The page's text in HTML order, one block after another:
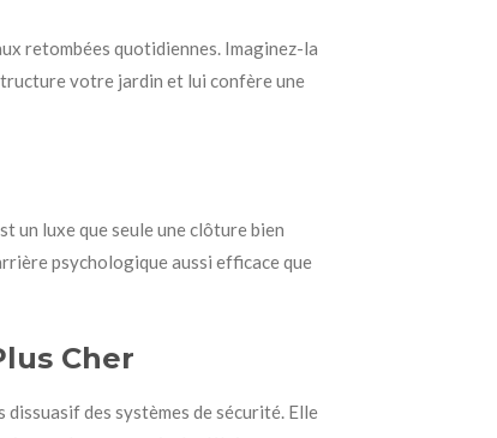
retombées quotidiennes. Imaginez-la
votre jardin et lui confère une
un luxe que seule une clôture bien
psychologique aussi efficace que
Cher
des systèmes de sécurité. Elle